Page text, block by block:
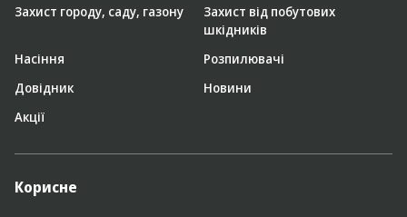
Захист городу, саду, газону
Захист від побутових
шкідників
Насіння
Розпилювачі
Довідник
Новини
Акції
Корисне